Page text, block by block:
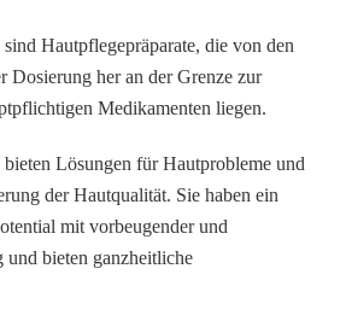
sind Hautpflegepräparate, die von den
Dosierung her an der Grenze zur
Medikamenten liegen.
bieten Lösungen für Hautprobleme und
der Hautqualität. Sie haben ein
mit vorbeugender und
und bieten ganzheitliche